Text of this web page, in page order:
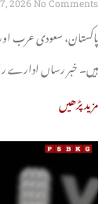
2026 No Comments
پاکستان، سعودی عرب
ہیں۔ خبر رساں ادارے
مزید پڑھیں